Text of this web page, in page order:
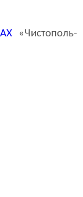
«Чистополь-